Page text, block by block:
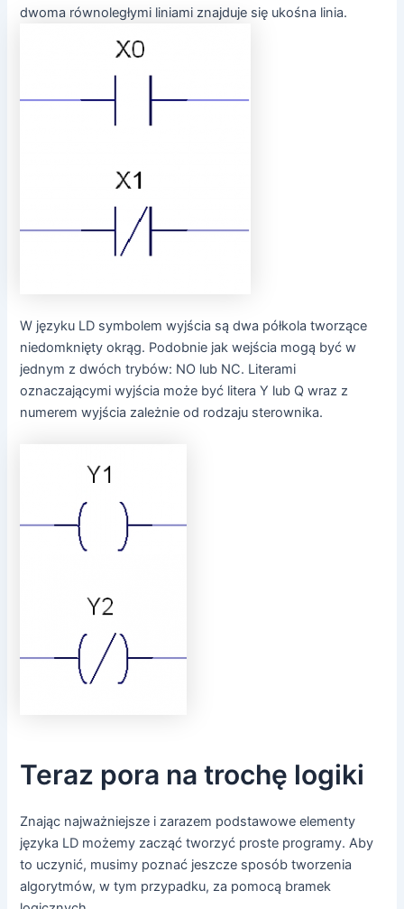
dwoma równoległymi liniami znajduje się ukośna linia.
W języku LD symbolem wyjścia są dwa półkola tworzące
niedomknięty okrąg. Podobnie jak wejścia mogą być w
jednym z dwóch trybów: NO lub NC. Literami
oznaczającymi wyjścia może być litera Y lub Q wraz z
numerem wyjścia zależnie od rodzaju sterownika.
Teraz pora na trochę logiki
Znając najważniejsze i zarazem podstawowe elementy
języka LD możemy zacząć tworzyć proste programy. Aby
to uczynić, musimy poznać jeszcze sposób tworzenia
algorytmów, w tym przypadku, za pomocą bramek